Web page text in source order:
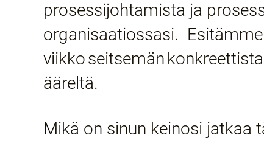
prosessijohtamista ja
organisaatiossasi.
viikko seitsemän
ääreltä.
Mikä on sinun keinosi jatkaa